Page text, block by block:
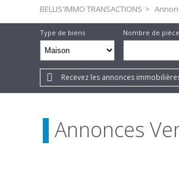
BELLIS'IMMO TRANSACTIONS >
Type de biens Nombre de
Recevez les annonces
Annonces